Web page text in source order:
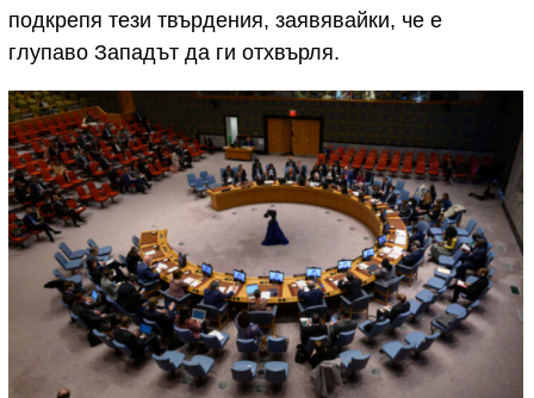
подкрепя тези твърдения, заявявайки, че е
глупаво Западът да ги отхвърля.